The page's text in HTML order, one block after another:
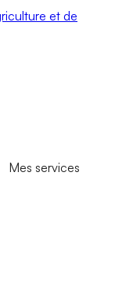
et de
Mes services